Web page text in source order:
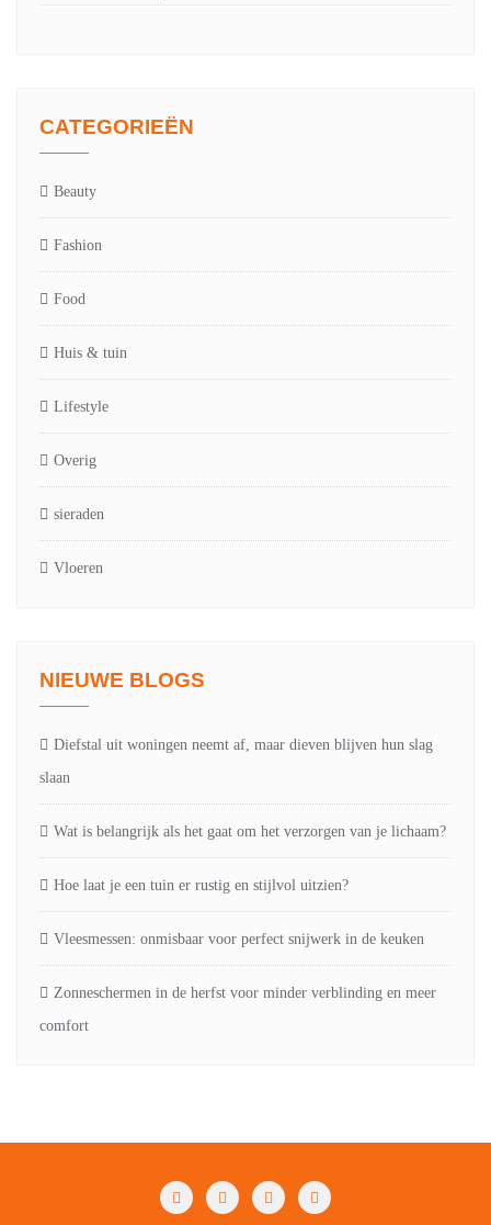
CATEGORIEËN
Beauty
Fashion
Food
Huis & tuin
Lifestyle
Overig
sieraden
Vloeren
NIEUWE BLOGS
Diefstal uit woningen neemt af, maar dieven blijven hun slag
slaan
Wat is belangrijk als het gaat om het verzorgen van je lichaam?
Hoe laat je een tuin er rustig en stijlvol uitzien?
Vleesmessen: onmisbaar voor perfect snijwerk in de keuken
Zonneschermen in de herfst voor minder verblinding en meer
comfort